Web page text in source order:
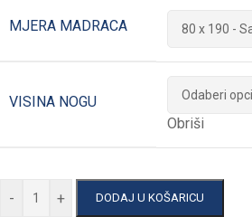
MJERA MADRACA
VISINA NOGU
Obriši
- + DODAJ U KOŠARICU